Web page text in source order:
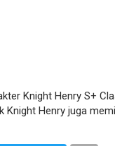
Knight Henry S+
Knight Henry juga